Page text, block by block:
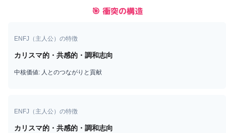
🎯 衝突の構造
ENFJ （ 主人公 ）の特徴
カリスマ的・共感的・調和志向
中核価値: 人とのつながりと貢献
ENFJ （ 主人公 ）の特徴
カリスマ的・共感的・調和志向